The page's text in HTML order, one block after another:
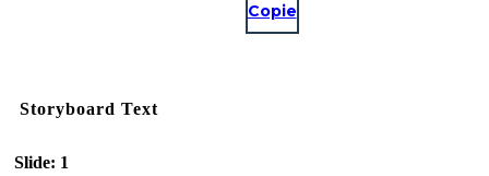
Copie
Storyboard Text
Slide: 1